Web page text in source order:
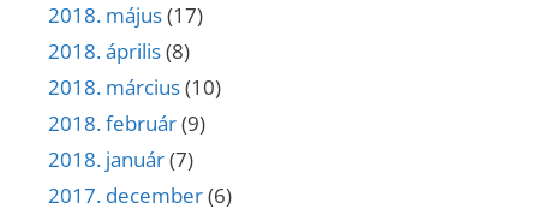
2018. május(17)
2018. április(8)
2018. március(10)
2018. február(9)
2018. január(7)
2017. december(6)